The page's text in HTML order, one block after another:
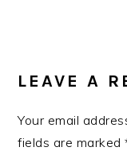
LEAVE A
Your email
fields are marked